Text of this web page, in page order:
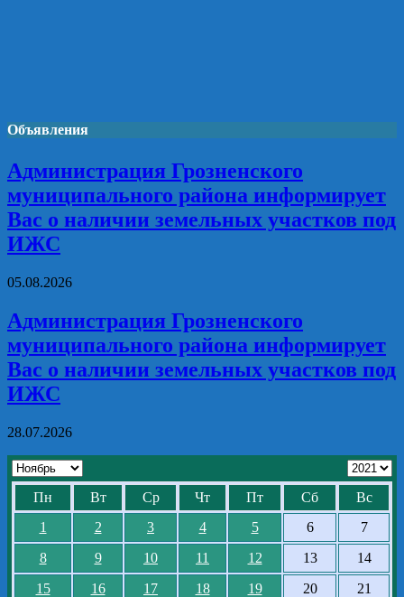
Объявления
Администрация Грозненского
муниципального района информирует
Вас о наличии земельных участков под
ИЖС
05.08.2026
Администрация Грозненского
муниципального района информирует
Вас о наличии земельных участков под
ИЖС
28.07.2026
Пн Вт Ср Чт Пт Сб
Вс
1
2 3 4 5 6
7
8
9 10 11 12 13
14
15
16 17 18 19 20
21